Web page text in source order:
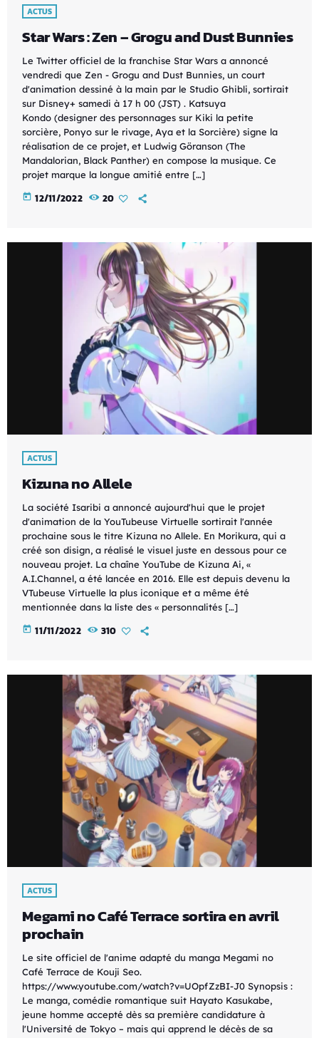
ACTUS
Star Wars : Zen – Grogu and Dust Bunnies
Le Twitter officiel de la franchise Star Wars a annoncé
vendredi que Zen - Grogu and Dust Bunnies, un court
d'animation dessiné à la main par le Studio Ghibli, sortirait
sur Disney+ samedi à 17 h 00 (JST) . Katsuya
Kondo (designer des personnages sur Kiki la petite
sorcière, Ponyo sur le rivage, Aya et la Sorcière) signe la
réalisation de ce projet, et Ludwig Göranson (The
Mandalorian, Black Panther) en compose la musique. Ce
projet marque la longue amitié entre […]
today 12/11/2022 20
ACTUS
Kizuna no Allele
La société Isaribi a annoncé aujourd'hui que le projet
d'animation de la YouTubeuse Virtuelle sortirait l'année
prochaine sous le titre Kizuna no Allele. En Morikura, qui a
créé son disign, a réalisé le visuel juste en dessous pour ce
nouveau projet. La chaîne YouTube de Kizuna Ai, «
A.I.Channel, a été lancée en 2016. Elle est depuis devenu la
VTubeuse Virtuelle la plus iconique et a même été
mentionnée dans la liste des « personnalités […]
today 11/11/2022 310
ACTUS
Megami no Café Terrace sortira en avril
prochain
Le site officiel de l'anime adapté du manga Megami no
Café Terrace de Kouji Seo.
https://www.youtube.com/watch?v=UOpfZzBI-J0 Synopsis :
Le manga, comédie romantique suit Hayato Kasukabe,
jeune homme accepté dès sa première candidature à
l'Université de Tokyo – mais qui apprend le décès de sa